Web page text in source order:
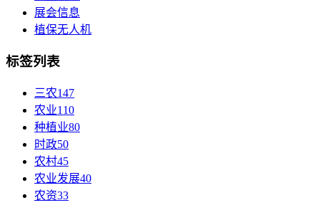
展会信息
植保无人机
标签列表
三农147
农业110
种植业80
时政50
农村45
农业发展40
农资33